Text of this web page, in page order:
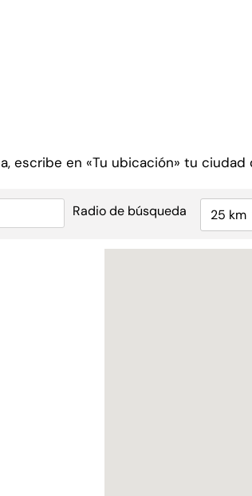
escribe en «Tu ubicación» tu
Radio de búsqueda 25 km